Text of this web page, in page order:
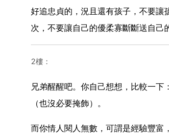
好追忠貞的，況且還有孩子，不要讓
次，不要讓自己的優柔寡斷斷送自己
2樓：
兄弟醒醒吧。你自己想想，比較一
（也沒必要掩飾）。
而你情人閱人無數，可謂是經驗豐富